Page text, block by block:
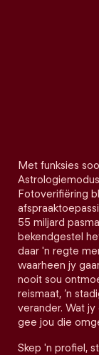
Met funksies
Fotoverifiëring
55 miljard
bekendgestel
daar 'n regte
waarheen jy
nooit sou
reismaat, ’n
verander. Wat
gee jou die
Skep 'n profiel,